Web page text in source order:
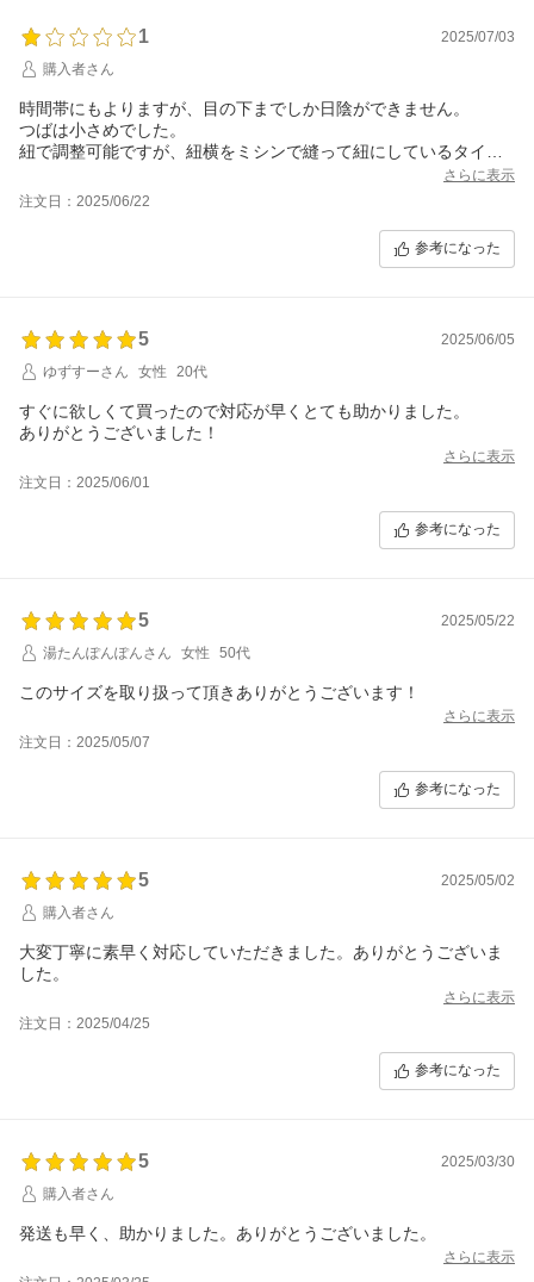
1
2025/07/03
購入者さん
時間帯にもよりますが、目の下までしか日陰ができません。
つばは小さめでした。
紐で調整可能ですが、紐横をミシンで縫って紐にしているタイプ
あまりお勧めできる商品ではありません。
さらに表示
注文日：2025/06/22
参考になった
5
2025/06/05
ゆずすーさん
女性 20代
すぐに欲しくて買ったので対応が早くとても助かりました。
ありがとうございました！
さらに表示
注文日：2025/06/01
参考になった
5
2025/05/22
湯たんぽんぽんさん
女性 50代
このサイズを取り扱って頂きありがとうございます！
さらに表示
注文日：2025/05/07
参考になった
5
2025/05/02
購入者さん
大変丁寧に素早く対応していただきました。ありがとうございま
した。
さらに表示
注文日：2025/04/25
参考になった
5
2025/03/30
購入者さん
発送も早く、助かりました。ありがとうございました。
さらに表示